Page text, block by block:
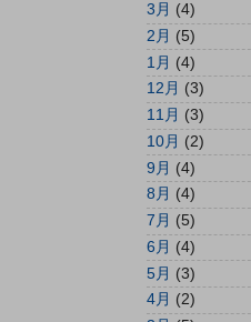
3月 (4)
2月 (5)
1月 (4)
12月 (3)
11月 (3)
10月 (2)
9月 (4)
8月 (4)
7月 (5)
6月 (4)
5月 (3)
4月 (2)